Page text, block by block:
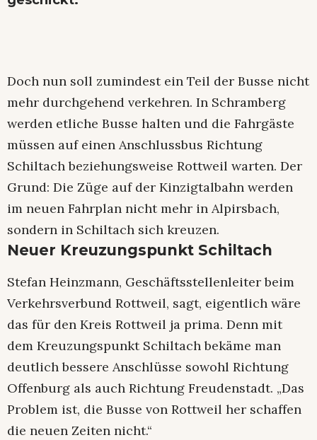
Doch nun soll zumindest ein Teil der Busse nicht
mehr durchgehend verkehren. In Schramberg
werden etliche Busse halten und die Fahrgäste
müssen auf einen Anschlussbus Richtung
Schiltach beziehungsweise Rottweil warten. Der
Grund: Die Züge auf der Kinzigtalbahn werden
im neuen Fahrplan nicht mehr in Alpirsbach,
sondern in Schiltach sich kreuzen.
Neuer Kreuzungspunkt Schiltach
Stefan Heinzmann, Geschäftsstellenleiter beim
Verkehrsverbund Rottweil, sagt, eigentlich wäre
das für den Kreis Rottweil ja prima. Denn mit
dem Kreuzungspunkt Schiltach bekäme man
deutlich bessere Anschlüsse sowohl Richtung
Offenburg als auch Richtung Freudenstadt. „Das
Problem ist, die Busse von Rottweil her schaffen
die neuen Zeiten nicht.“